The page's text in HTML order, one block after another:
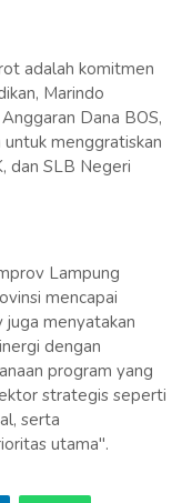
adalah komitmen
Marindo
Dana BOS,
menggratiskan
dan SLB Negeri
Lampung
mencapai
menyatakan
dengan
program yang
strategis seperti
serta
utama".